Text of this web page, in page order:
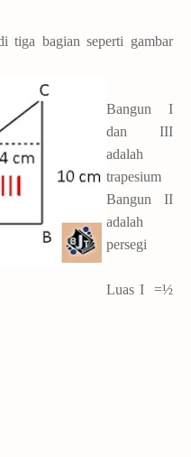
tiga bagian seperti gambar
Bangun I
dan III
adalah
trapesium
Bangun II
adalah
persegi
Luas I =½